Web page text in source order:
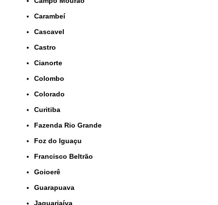
Carambeí
Cascavel
Castro
Cianorte
Colombo
Colorado
Curitiba
Fazenda Rio Grande
Foz do Iguaçu
Francisco Beltrão
Goioerê
Guarapuava
Jaguariaíva